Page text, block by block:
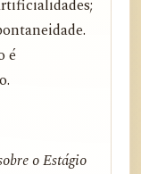
é
o Estágio